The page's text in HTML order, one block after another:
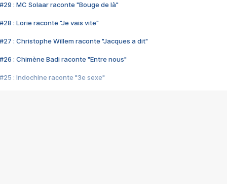
#29 : MC Solaar raconte "Bouge de là"
#28 : Lorie raconte "Je vais vite"
#27 : Christophe Willem raconte "Jacques a dit"
#26 : Chimène Badi raconte "Entre nous"
#25 : Indochine raconte "3e sexe"